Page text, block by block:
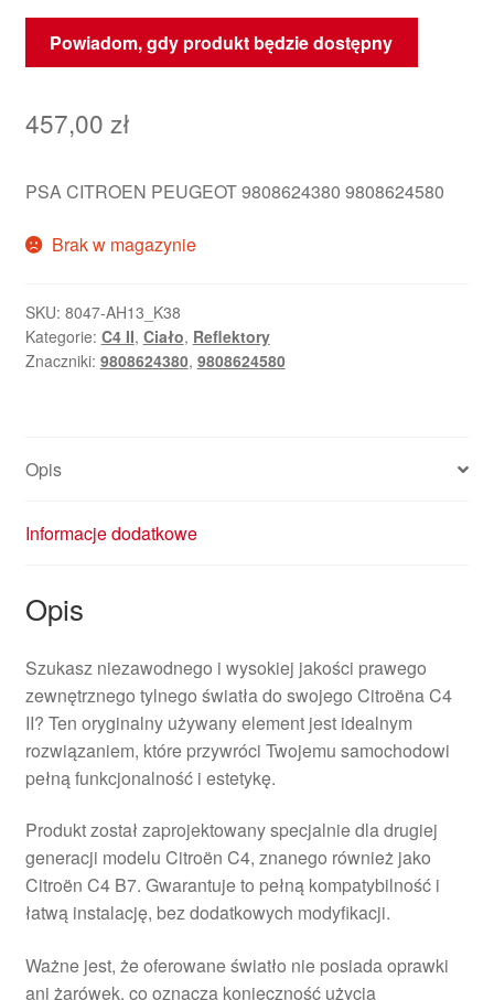
Powiadom, gdy produkt będzie dostępny
457,00 zł
PSA CITROEN PEUGEOT 9808624380 9808624580
Brak w magazynie
SKU: 8047-AH13_K38
Kategorie: C4 II, Ciało, Reflektory
Znaczniki: 9808624380, 9808624580
Opis
Informacje dodatkowe
Opis
Szukasz niezawodnego i wysokiej jakości prawego
zewnętrznego tylnego światła do swojego Citroëna C4
II? Ten oryginalny używany element jest idealnym
rozwiązaniem, które przywróci Twojemu samochodowi
pełną funkcjonalność i estetykę.
Produkt został zaprojektowany specjalnie dla drugiej
generacji modelu Citroën C4, znanego również jako
Citroën C4 B7. Gwarantuje to pełną kompatybilność i
łatwą instalację, bez dodatkowych modyfikacji.
Ważne jest, że oferowane światło nie posiada oprawki
ani żarówek, co oznacza konieczność użycia